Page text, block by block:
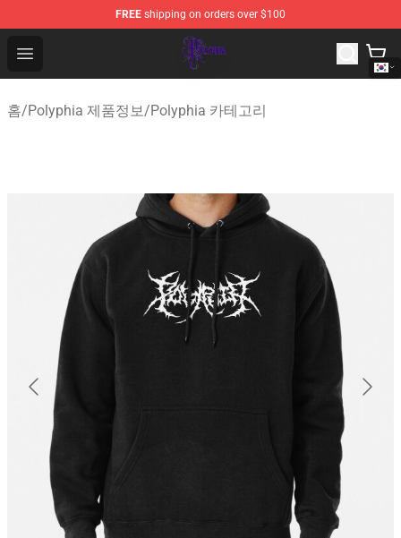
FREE shipping on orders over $100
Open menu
Polyphia Shop - Official Polyphia Merchandise Store
홈/Polyphia 제품정보/Polyphia 카테고리